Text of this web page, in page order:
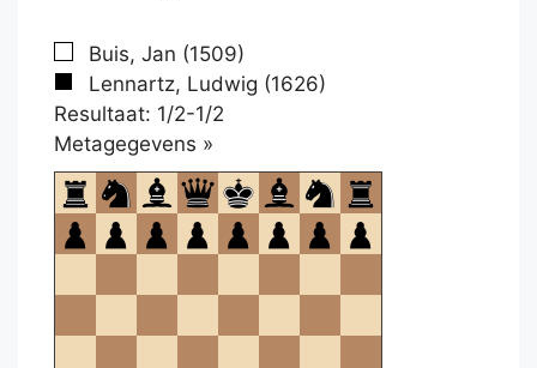
Buis, Jan (1509)
Lennartz, Ludwig (1626)
Resultaat: 1/2-1/2
Metagegevens »
om
te
openen.